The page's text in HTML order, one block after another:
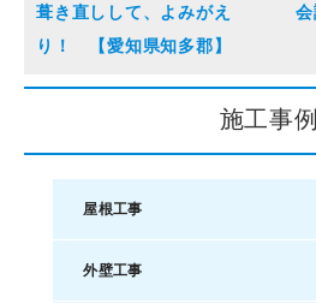
葺き直しして、よみがえ
り！ 【愛知県知多郡】
会
施工事例
屋根工事
外壁工事